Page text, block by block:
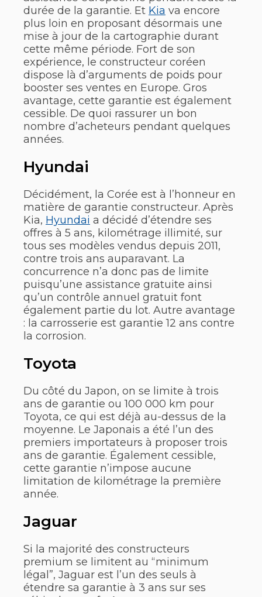
durée de la garantie. Et Kia va encore
plus loin en proposant désormais une
mise à jour de la cartographie durant
cette même période. Fort de son
expérience, le constructeur coréen
dispose là d’arguments de poids pour
booster ses ventes en Europe. Gros
avantage, cette garantie est également
cessible. De quoi rassurer un bon
nombre d’acheteurs pendant quelques
années.
Hyundai
Décidément, la Corée est à l’honneur en
matière de garantie constructeur. Après
Kia, Hyundai a décidé d’étendre ses
offres à 5 ans, kilométrage illimité, sur
tous ses modèles vendus depuis 2011,
contre trois ans auparavant. La
concurrence n’a donc pas de limite
puisqu’une assistance gratuite ainsi
qu’un contrôle annuel gratuit font
également partie du lot. Autre avantage
: la carrosserie est garantie 12 ans contre
la corrosion.
Toyota
Du côté du Japon, on se limite à trois
ans de garantie ou 100 000 km pour
Toyota, ce qui est déjà au-dessus de la
moyenne. Le Japonais a été l’un des
premiers importateurs à proposer trois
ans de garantie. Également cessible,
cette garantie n’impose aucune
limitation de kilométrage la première
année.
Jaguar
Si la majorité des constructeurs
premium se limitent au “minimum
légal”, Jaguar est l’un des seuls à
étendre sa garantie à 3 ans sur ses